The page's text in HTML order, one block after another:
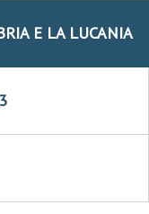
E LA LUCANIA